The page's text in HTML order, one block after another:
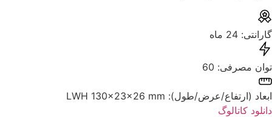
گارانتی: ‌24 ماه
توان مصرفی: ‌60
ابعاد (ارتفاع/عرض/طول): ‌LWH 130x23x26 mm
دانلود کاتالوگ